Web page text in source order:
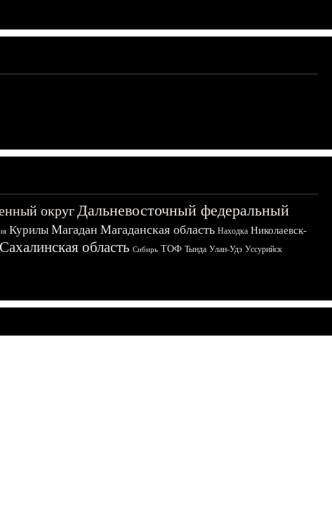
округДальневосточный федеральный
Курилы Магадан Магаданская область Находка Николаевск-
Сахалинская область Сибирь ТОФ Тында Улан-Удэ Уссурийск